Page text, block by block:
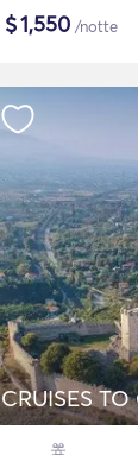
$1,550 /notte
CRUISES